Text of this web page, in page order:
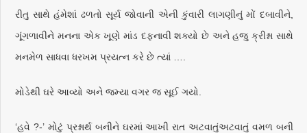
રીતુ સાથે હંમેશાં ઢળતો સૂર્ય જોવાની એની કુંવારી લાગણીનું મોં દબાવીને,
ગૂંગળાવીને મનના એક ખૂણે માંડ દફનાવી શક્યો છે અને હજુ ક્રીશ્ના સાથે
મનમેળ સાધવા ધરખમ પ્રયત્ન કરે છે ત્યાં ….
મોડેથી ઘરે આવ્યો અને જમ્યા વગર જ સૂઈ ગયો.
‘હવે ?-’ મોટું પ્રશ્નાર્થ બનીને ઘરમાં આખી રાત અટવાતુંઅટવાતું વમળ બની